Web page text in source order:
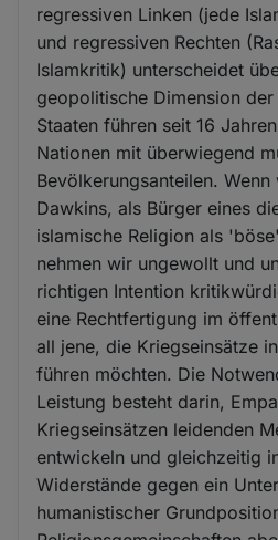
regressiven Linken (jede
und regressiven Rechten
Islamkritik) unterscheidet
geopolitische Dimension
Staaten führen seit 16
Nationen mit überwiegend
Bevölkerungsanteilen.
Dawkins, als Bürger eines
islamische Religion als
nehmen wir ungewollt und
richtigen Intention
eine Rechtfertigung im
all jene, die Kriegseinsätze
führen möchten. Die
Leistung besteht darin,
Kriegseinsätzen leidenden
entwickeln und gleichzeitig
Widerstände gegen ein
humanistischer